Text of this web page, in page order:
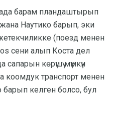
барам пландаштырып
Наутико барып, эки
(поезд менен
сени алып Коста дел
көрүшү мүмкүн
коомдук транспорт менен
барып келген болсо, бул